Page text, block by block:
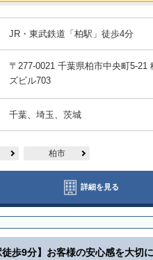
JR・東武鉄道「柏駅」徒歩4分
〒277-0021 千葉県柏市中央町5-21
ズビル703
千葉、埼玉、茨城
柏市
詳細を見る
徒歩9分】お客様の安心感を大切